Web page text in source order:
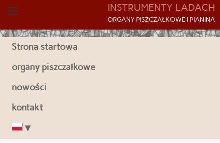
INSTRUMENTY LADACH
ORGANY PISZCZAŁKOWE I PIANINA
Strona startowa
organy piszczałkowe
nowości
kontakt